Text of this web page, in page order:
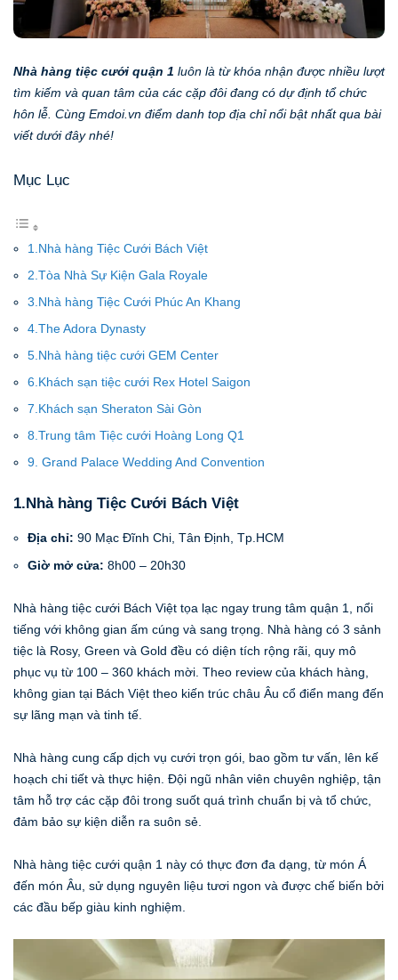
Nhà hàng tiệc cưới quận 1 luôn là từ khóa nhận được nhiều lượt
tìm kiếm và quan tâm của các cặp đôi đang có dự định tổ chức
hôn lễ. Cùng Emdoi.vn điểm danh top địa chỉ nổi bật nhất qua bài
viết dưới đây nhé!
Mục Lục
1.Nhà hàng Tiệc Cưới Bách Việt
2.Tòa Nhà Sự Kiện Gala Royale
3.Nhà hàng Tiệc Cưới Phúc An Khang
4.The Adora Dynasty
5.Nhà hàng tiệc cưới GEM Center
6.Khách sạn tiệc cưới Rex Hotel Saigon
7.Khách sạn Sheraton Sài Gòn
8.Trung tâm Tiệc cưới Hoàng Long Q1
9. Grand Palace Wedding And Convention
1.Nhà hàng Tiệc Cưới Bách Việt
Địa chỉ: 90 Mạc Đĩnh Chi, Tân Định, Tp.HCM
Giờ mở cửa: 8h00 – 20h30
Nhà hàng tiệc cưới Bách Việt tọa lạc ngay trung tâm quận 1, nổi
tiếng với không gian ấm cúng và sang trọng. Nhà hàng có 3 sảnh
tiệc là Rosy, Green và Gold đều có diện tích rộng rãi, quy mô
phục vụ từ 100 – 360 khách mời. Theo review của khách hàng,
không gian tại Bách Việt theo kiến trúc châu Âu cổ điển mang đến
sự lãng mạn và tinh tế.
Nhà hàng cung cấp dịch vụ cưới trọn gói, bao gồm tư vấn, lên kế
hoạch chi tiết và thực hiện. Đội ngũ nhân viên chuyên nghiệp, tận
tâm hỗ trợ các cặp đôi trong suốt quá trình chuẩn bị và tổ chức,
đảm bảo sự kiện diễn ra suôn sẻ.
Nhà hàng tiệc cưới quận 1 này có thực đơn đa dạng, từ món Á
đến món Âu, sử dụng nguyên liệu tươi ngon và được chế biến bởi
các đầu bếp giàu kinh nghiệm.